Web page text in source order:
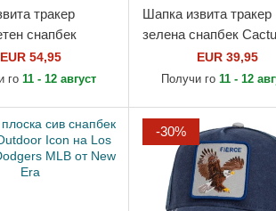
тракер
снапбек
In The
Farm от Goorin
EUR 54,95
го11 - 12 август
Шапка извита тракер
зелена снапбек
Represent The Farm от
Goorin Bros.
EUR 39,95
Получи го11 - 12
-30%